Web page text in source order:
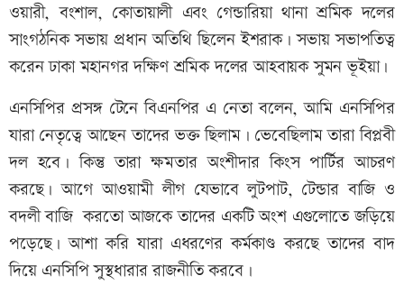
ওয়ারী, বংশাল, কোতায়ালী এবং গেন্ডারিয়া থানা শ্রমিক দলের
সাংগঠনিক সভায় প্রধান অতিথি ছিলেন ইশরাক। সভায় সভাপতিত্ব
করেন ঢাকা মহানগর দক্ষিণ শ্রমিক দলের আহবায়ক সুমন ভূইয়া।
এনসিপির প্রসঙ্গ টেনে বিএনপির এ নেতা বলেন, আমি এনসিপির
যারা নেতৃত্বে আছেন তাদের ভক্ত ছিলাম। ভেবেছিলাম তারা বিপ্লবী
দল হবে। কিন্তু তারা ক্ষমতার অংশীদার কিংস পার্টির আচরণ
করছে। আগে আওয়ামী লীগ যেভাবে লুটপাট, টেন্ডার বাজি ও
বদলী বাজি করতো আজকে তাদের একটি অংশ এগুলোতে জড়িয়ে
পড়েছে। আশা করি যারা এধরণের কর্মকাণ্ড করছে তাদের বাদ
দিয়ে এনসিপি সুস্থধারার রাজনীতি করবে।